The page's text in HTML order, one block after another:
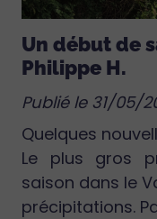
Un début de
Philippe H.
Publié le 31/05/
Quelques
Le plus gros
saison dans le
précipitations.